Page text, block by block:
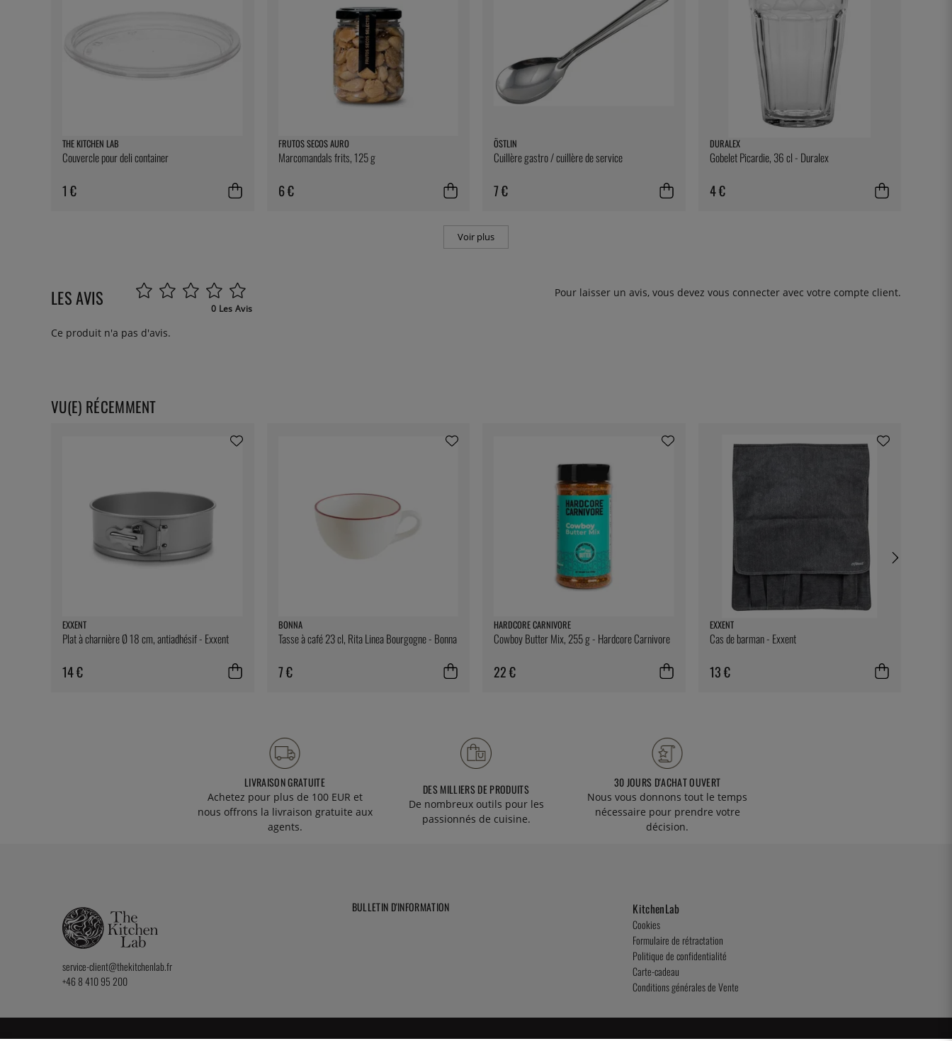
THE KITCHEN LAB
Couvercle pour deli container
1 €
FRUTOS SECOS AURO
Marcomandals frits, 125 g
6 €
ÖSTLIN
Cuillère gastro / cuillère de service
7 €
DURALEX
Gobelet Picardie, 36 cl - Duralex
4 €
Voir plus
LES AVIS 0 Les Avis
Pour laisser un avis, vous devez vous connecter avec votre compte client.
Ce produit n'a pas d'avis.
VU(E) RÉCEMMENT
EXXENT
Plat à charnière Ø 18 cm, antiadhésif - Exxent
14 €
BONNA
Tasse à café 23 cl, Rita Linea Bourgogne - Bonna
7 €
HARDCORE CARNIVORE
Cowboy Butter Mix, 255 g - Hardcore Carnivore
22 €
EXXENT
Cas de barman - Exxent
13 €
LIVRAISON GRATUITE
Achetez pour plus de 100 EUR et
nous offrons la livraison gratuite aux
agents.
DES MILLIERS DE PRODUITS
De nombreux outils pour les
passionnés de cuisine.
30 JOURS D'ACHAT OUVERT
Nous vous donnons tout le temps
nécessaire pour prendre votre
décision.
service-client@thekitchenlab.fr
+46 8 410 95 200
BULLETIN D'INFORMATION KitchenLab
Cookies
Formulaire de rétractation
Politique de confidentialité
Carte-cadeau
Conditions générales de Vente